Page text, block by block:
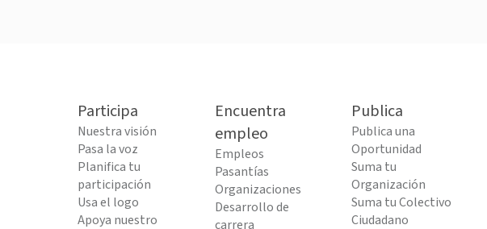
Participa
Nuestra visión
Pasa la voz
Planifica tu
participación
Usa el logo
Apoya nuestro
Encuentra
empleo
Empleos
Pasantías
Organizaciones
Desarrollo de
carrera
Publica
Publica una
Oportunidad
Suma tu
Organización
Suma tu Colectivo
Ciudadano